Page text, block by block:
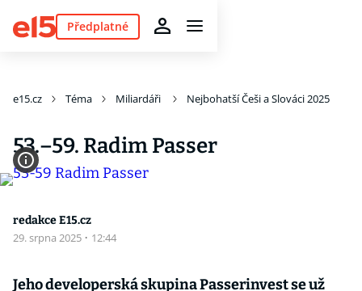
Předplatné
e15.cz Téma Miliardáři Nejbohatší Češi a Slováci 2025
53.–59. Radim Passer
redakce E15.cz
29. srpna 2025 · 12:44
Jeho developerská skupina Passerinvest se už